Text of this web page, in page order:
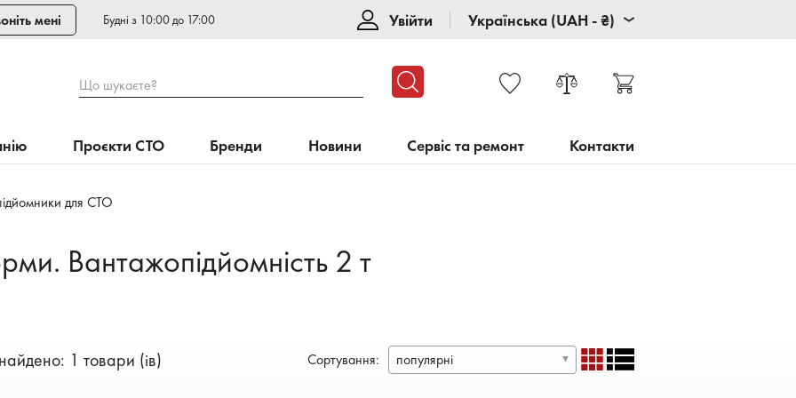
мені Будні з 10:00 до 17:00 Увійти Українська (UAH - ₴)
Що шукаєте?
Проєкти СТО Бренди Новини Сервіс та ремонт Контакти
для СТО
Вантажопідйомність 2 т
1 товари (ів) Сортування: популярні